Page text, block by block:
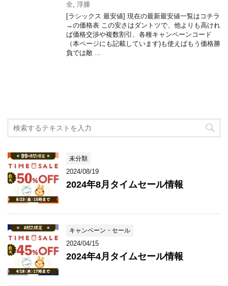
全, 浮腫
[ラシックス 最安値] 現在の最新最安値一覧はコチラ
→の価格表 この安さはダントツで、他よりも高けれ
ば価格交渉や複数割引、各種キャンペーンコード
（本ページにも記載しています)も使えばもう価格勝
負では敵 ...
未分類
2024/08/19
2024年8月タイムセール情報
キャンペーン・セール
2024/04/15
2024年4月タイムセール情報